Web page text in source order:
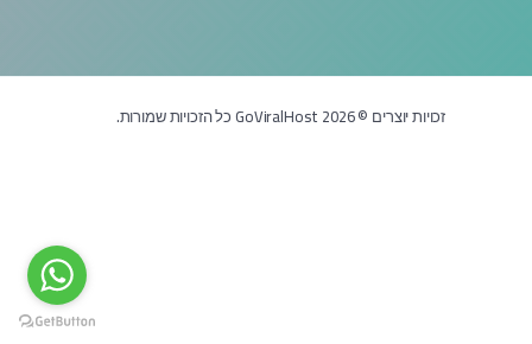
זכויות יוצרים © 2026 GoViralHost כל הזכויות שמורות.